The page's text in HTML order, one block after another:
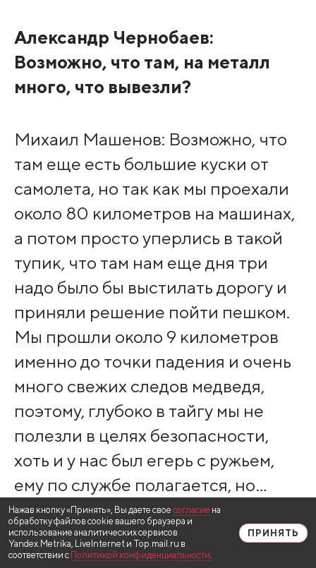
Александр Чернобаев:
Возможно, что там, на металл
много, что вывезли?
Михаил Машенов: Возможно, что
там еще есть большие куски от
самолета, но так как мы проехали
около 80 километров на машинах,
а потом просто уперлись в такой
тупик, что там нам еще дня три
надо было бы выстилать дорогу и
приняли решение пойти пешком.
Мы прошли около 9 километров
именно до точки падения и очень
много свежих следов медведя,
поэтому, глубоко в тайгу мы не
полезли в целях безопасности,
хоть и у нас был егерь с ружьем,
ему по службе полагается, но…
Александр Чернобаев:
Испытывать судьбу не захотели.
Нажав кнопку «Принять», Вы даете свое согласие на
обработку файлов cookie вашего браузера и
использование аналитических сервисов
Yandex.Metrika, LiveInternet и Top.mail.ru в
соответствии с Политикой конфиденциальности.
ПРИНЯТЬ